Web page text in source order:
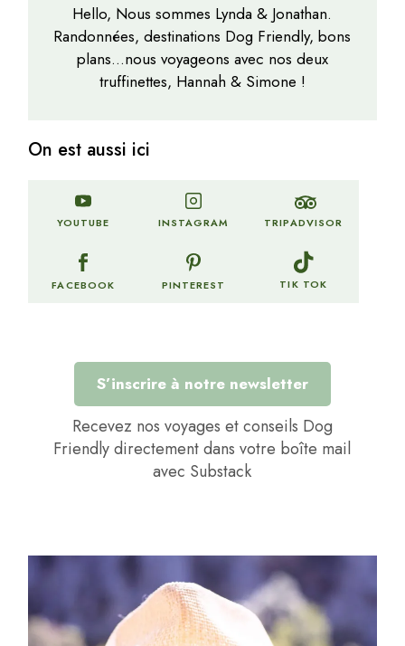
Hello, Nous sommes Lynda & Jonathan.
Randonnées, destinations Dog Friendly, bons
plans…nous voyageons avec nos deux
truffinettes, Hannah & Simone !
On est aussi ici
YOUTUBE INSTAGRAM TRIPADVISOR
FACEBOOK PINTEREST TIK TOK
S’inscrire à notre newsletter
Recevez nos voyages et conseils Dog
Friendly directement dans votre boîte mail
avec Substack